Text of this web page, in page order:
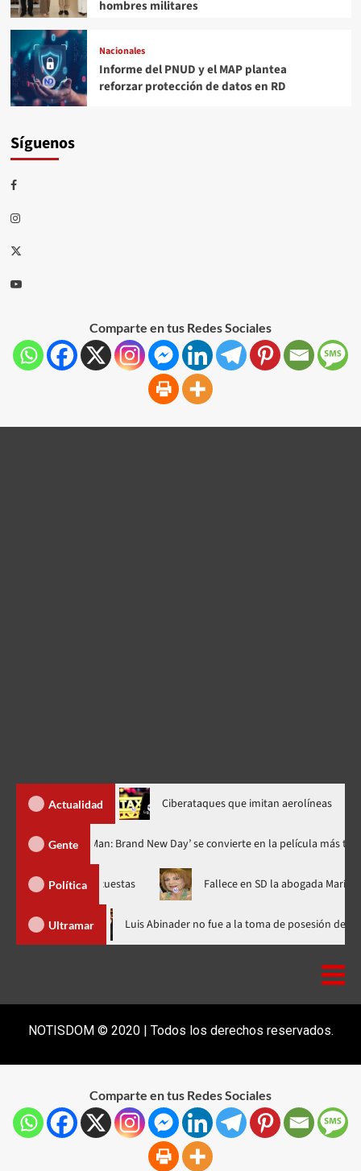
hombres militares
Nacionales
Informe del PNUD y el MAP plantea
reforzar protección de datos en RD
Síguenos
Comparte en tus Redes Sociales
Actualidad
de niños Ciberataques que imitan aerolíneas
Gente ‘Spider-Man: Brand New Day’ se convierte en la
Política
encuestas Fallece en SD la abogada María Antonieta
Ultramar
Dominicana Luis Abinader no fue a la toma de
NOTISDOM © 2020 | Todos los derechos reservados.
Comparte en tus Redes Sociales